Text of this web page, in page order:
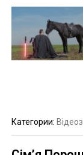
Категории: